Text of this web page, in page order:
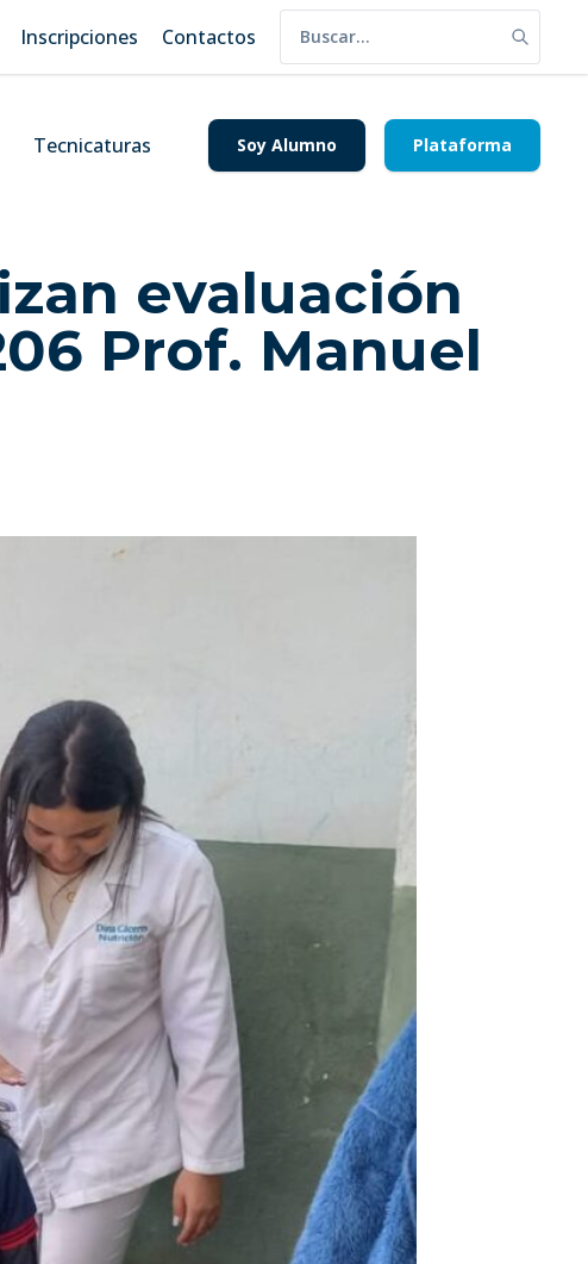
Inscripciones Contactos
Tecnicaturas Soy Alumno Plataforma
evaluación
Prof. Manuel